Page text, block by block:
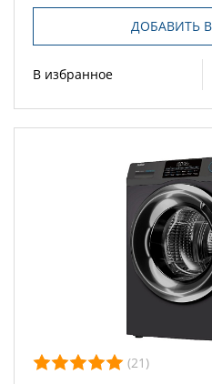
ДОБАВИТЬ
В избранное
(21)